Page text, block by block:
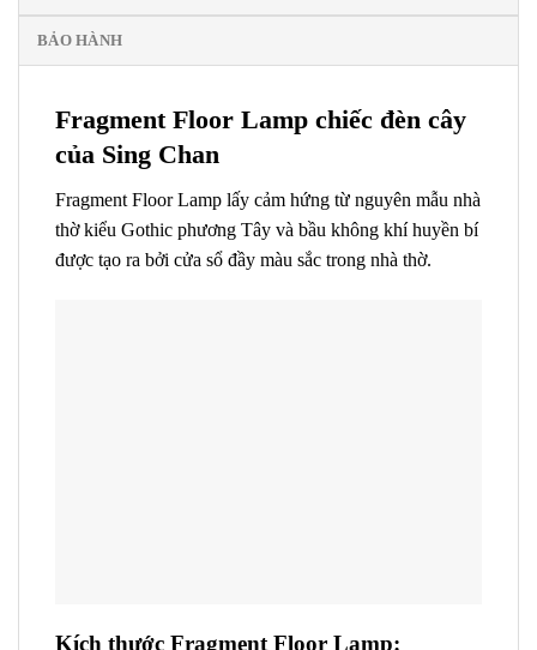
BẢO HÀNH
Fragment Floor Lamp chiếc đèn cây
của Sing Chan
Fragment Floor Lamp lấy cảm hứng từ nguyên mẫu nhà
thờ kiểu Gothic phương Tây và bầu không khí huyền bí
được tạo ra bởi cửa sổ đầy màu sắc trong nhà thờ.
Kích thước Fragment Floor Lamp: